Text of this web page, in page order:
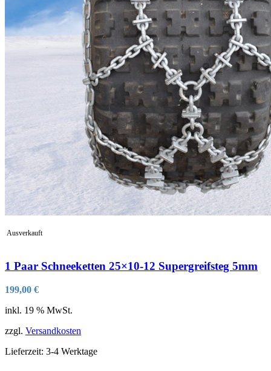
Ausverkauft
1 Paar Schneeketten 25×10-12 Supergreifsteg 5mm
199,00 €
inkl. 19 % MwSt.
zzgl. Versandkosten
Lieferzeit: 3-4 Werktage